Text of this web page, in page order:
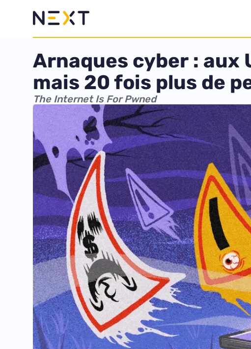
Arnaques cyber : aux
mais 20 fois plus de
The Internet Is For Pwned